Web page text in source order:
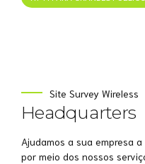
Site Survey Wireless
Headquarters
Ajudamos a sua empresa
por meio dos nossos